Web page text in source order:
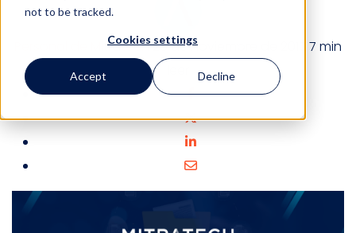
not to be tracked.
Cookies settings
Accept Decline
Personal de Mitratech29 de noviembre de 2017
7 min